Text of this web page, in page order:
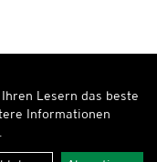
Lesern das beste
Informationen
.
Auftrag widerrufen